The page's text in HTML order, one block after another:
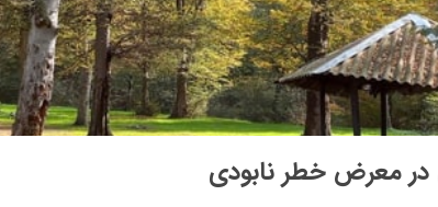
در معرض خطر نابودی